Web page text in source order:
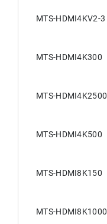
MTS-HDMI4KV2-3
MTS-HDMI4K300
MTS-HDMI4K2500
MTS-HDMI4K500
MTS-HDMI8K150
MTS-HDMI8K1000